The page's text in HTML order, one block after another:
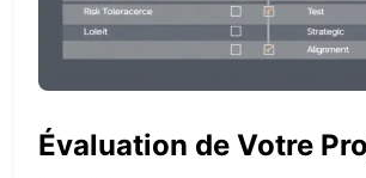
Évaluation de Votre